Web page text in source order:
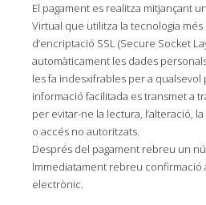
El pagament es realitza mitjançant
Virtual que utilitza la tecnologia
d’encriptació SSL (Secure Socket
automàticament les dades
les fa indesxifrables per a qualsevol
informació facilitada es transmet a
per evitar-ne la lectura, l’alteració,
o accés no autoritzats.
Després del pagament rebreu un
Immediatament rebreu confirmació
electrònic.